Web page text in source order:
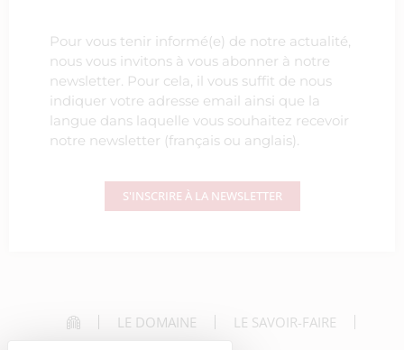
Pour vous tenir informé(e) de notre actualité,
nous vous invitons à vous abonner à notre
newsletter. Pour cela, il vous suffit de nous
indiquer votre adresse email ainsi que la
langue dans laquelle vous souhaitez recevoir
notre newsletter (français ou anglais).
S'INSCRIRE À LA NEWSLETTER
LE DOMAINE LE SAVOIR-FAIRE